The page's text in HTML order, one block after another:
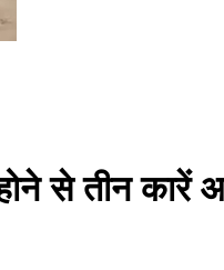
से तीन कारें